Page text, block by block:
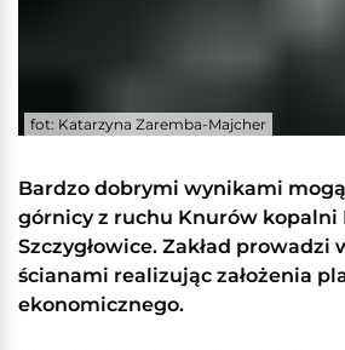
fot: Katarzyna Zaremba-Majcher
Bardzo dobrymi wynikami
górnicy z ruchu Knurów kopalni
Szczygłowice. Zakład
ścianami realizując założenia
ekonomicznego.